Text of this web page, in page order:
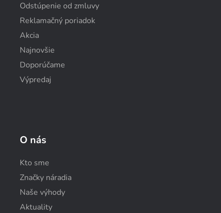
Odstúpenie od zmluvy
Reklamačný poriadok
Akcia
Najnovšie
Doporúčame
Výpredaj
O nás
Kto sme
Značky náradia
Naše výhody
Aktuality